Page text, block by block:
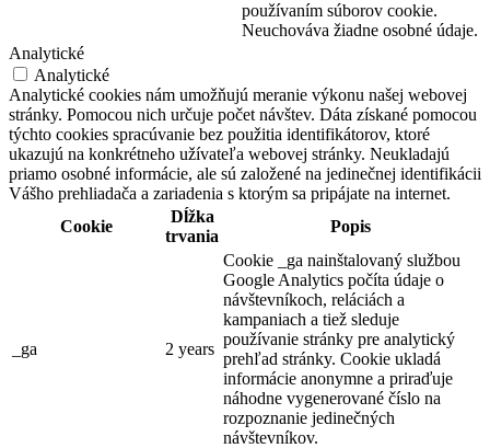
používaním súborov cookie.
Neuchováva žiadne osobné údaje.
Analytické
Analytické
Analytické cookies nám umožňujú meranie výkonu našej webovej
stránky. Pomocou nich určuje počet návštev. Dáta získané pomocou
týchto cookies spracúvanie bez použitia identifikátorov, ktoré
ukazujú na konkrétneho užívateľa webovej stránky. Neukladajú
priamo osobné informácie, ale sú založené na jedinečnej identifikácii
Vášho prehliadača a zariadenia s ktorým sa pripájate na internet.
Cookie
Dĺžka
trvania
Popis
_ga 2 years
Cookie _ga nainštalovaný službou
Google Analytics počíta údaje o
návštevníkoch, reláciách a
kampaniach a tiež sleduje
používanie stránky pre analytický
prehľad stránky. Cookie ukladá
informácie anonymne a priraďuje
náhodne vygenerované číslo na
rozpoznanie jedinečných
návštevníkov.